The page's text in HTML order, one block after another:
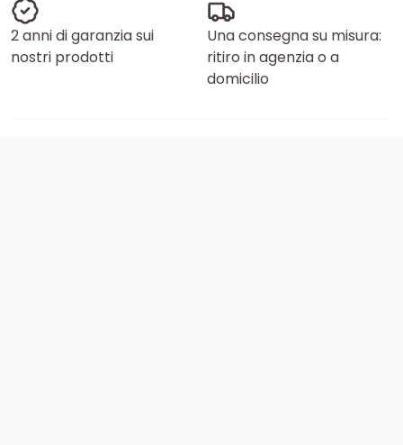
2 anni di garanzia sui
nostri prodotti
Una consegna su misura:
ritiro in agenzia o a
domicilio